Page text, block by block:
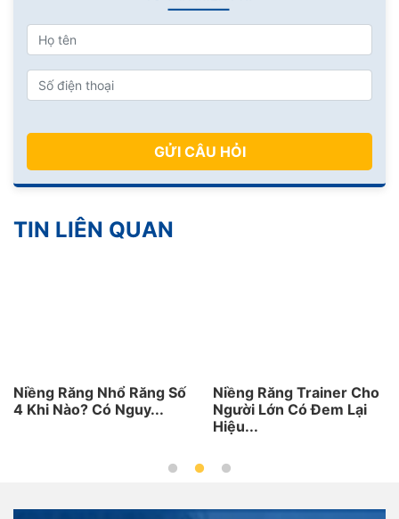
GỬI CÂU HỎI
TIN LIÊN QUAN
Niềng Răng Nhổ Răng Số
4 Khi Nào? Có Nguy...
Niềng Răng Trainer Cho
Người Lớn Có Đem Lại
Hiệu...